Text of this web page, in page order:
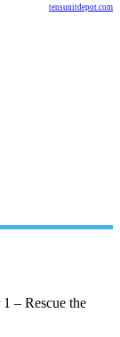
tensunitdepot.com
– Rescue the